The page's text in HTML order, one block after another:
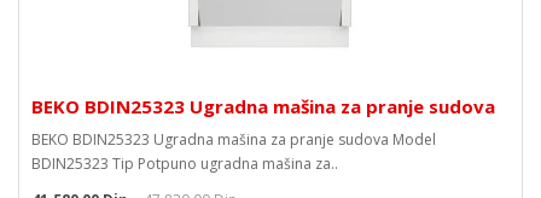
BEKO BDIN25323 Ugradna mašina za pranje sudova
BEKO BDIN25323 Ugradna mašina za pranje sudova Model
BDIN25323 Tip Potpuno ugradna mašina za..